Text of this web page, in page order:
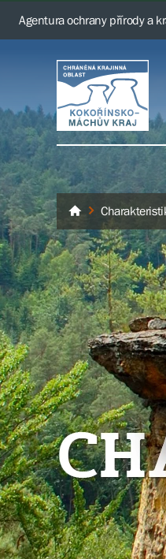
Agentura ochrany přírody a
Kokořínsko -